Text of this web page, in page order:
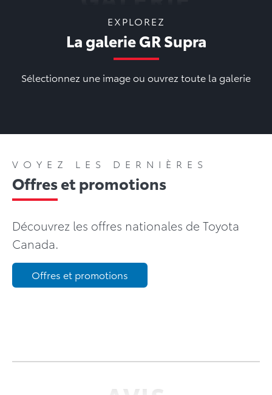
EXPLOREZ
La galerie GR Supra
Sélectionnez une image ou ouvrez toute la galerie
VOYEZ LES DERNIÈRES
Offres et promotions
Découvrez les offres nationales de Toyota
Canada.
Offres et promotions